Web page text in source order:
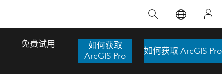
推荐书籍
免费试用
如何获取
ArcGIS Pro
如何获取 ArcGIS Pro